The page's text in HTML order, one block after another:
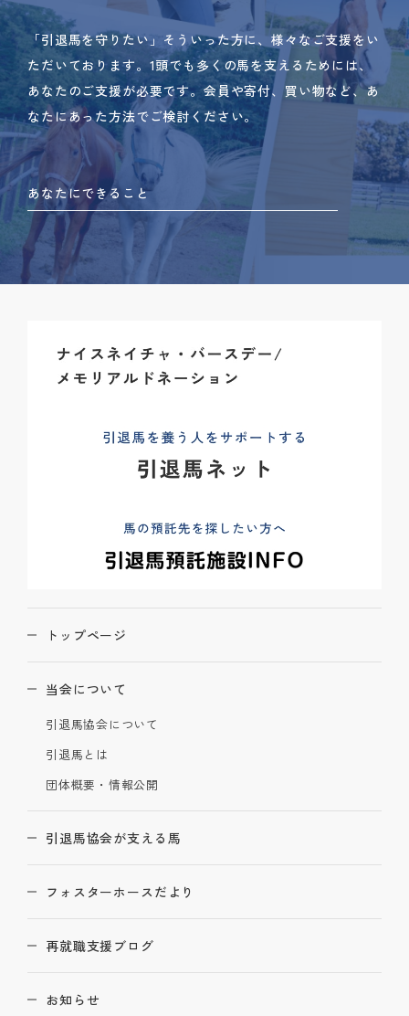
「引退馬を守りたい」そういった方に、様々なご支援をい
ただいております。 1頭でも多くの馬を支えるためには、
あなたのご支援が必要です。 会員や寄付、買い物など、あ
なたにあった方法でご検討ください。
あなたにできること
トップページ
当会について
引退馬協会について
引退馬とは
団体概要・情報公開
引退馬協会が支える馬
フォスターホースだより
再就職支援ブログ
お知らせ